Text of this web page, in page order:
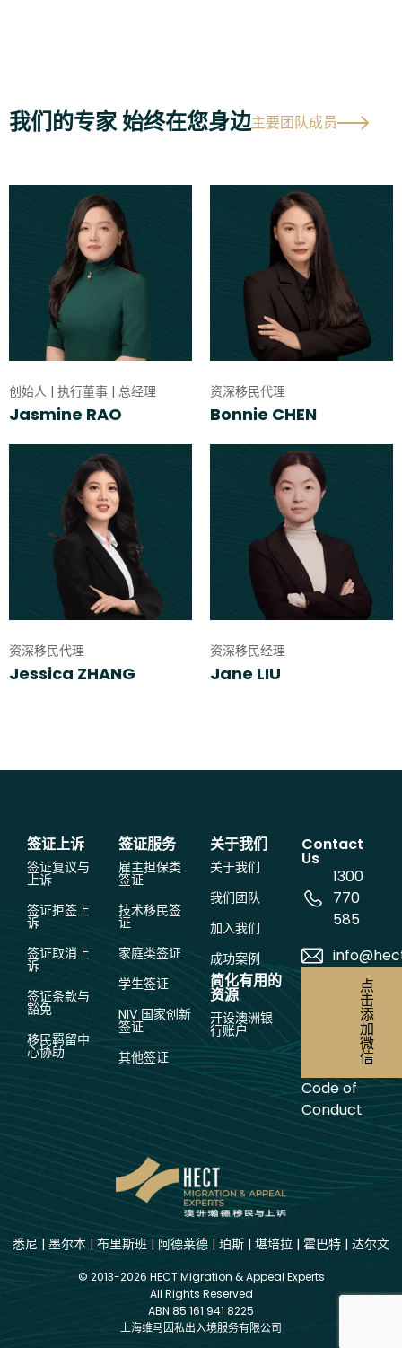
我们的专家 始终在您身边主要团队成员
创始人 | 执行董事 | 总经理
Jasmine RAO
资深移民代理
Bonnie CHEN
资深移民代理
Jessica ZHANG
资深移民经理
Jane LIU
签证上诉
签证复议与
上诉
签证拒签上
诉
签证取消上
诉
签证条款与
豁免
移民羁留中
心协助
签证服务
雇主担保类
签证
技术移民签
证
家庭类签证
学生签证
NIV 国家创新
签证
其他签证
关于我们
关于我们
我们团队
加入我们
成功案例
简化有用的
资源
开设澳洲银
行账户
Contact
Us
1300
770
585
点
击
添
加
微
信
Code of
Conduct
悉尼 | 墨尔本 | 布里斯班 | 阿德莱德 | 珀斯 | 堪培拉 | 霍巴特 | 达尔文
© 2013-2026 HECT Migration & Appeal Experts
All Rights Reserved
ABN 85 161 941 8225
上海维马因私出入境服务有限公司